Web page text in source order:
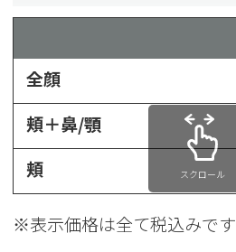
全顔
頬＋鼻/顎
頬
※表示価格は全て税込みです
スクロール